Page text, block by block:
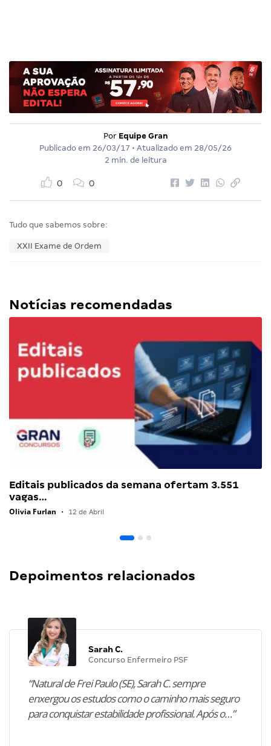
Por Equipe Gran
Publicado em 26/03/17 • Atualizado em 28/05/26
2 min. de leitura
0 0
Tudo que sabemos sobre:
XXII Exame de Ordem
Notícias recomendadas
Editais publicados da semana ofertam 3.551
vagas…
Olivia Furlan • 12 de Abril
Depoimentos relacionados
Sarah C.
Concurso Enfermeiro PSF
“Natural de Frei Paulo (SE), Sarah C. sempre
enxergou os estudos como o caminho mais seguro
para conquistar estabilidade profissional. Após o…”